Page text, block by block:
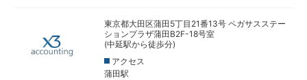
東京都大田区蒲田5丁目21番13号 ペガサスステー
ションプラザ蒲田B2F-18号室
(中延駅から徒歩分)
アクセス
蒲田駅